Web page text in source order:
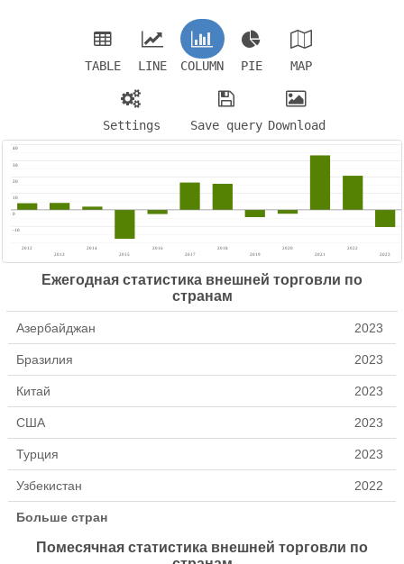
TABLE LINE COLUMN PIE MAP
Settings Save query Download
Ежегодная статистика внешней торговли по
странам
Азербайджан 2023
Бразилия 2023
Китай 2023
США 2023
Турция 2023
Узбекистан 2022
Больше стран
Помесячная статистика внешней торговли по